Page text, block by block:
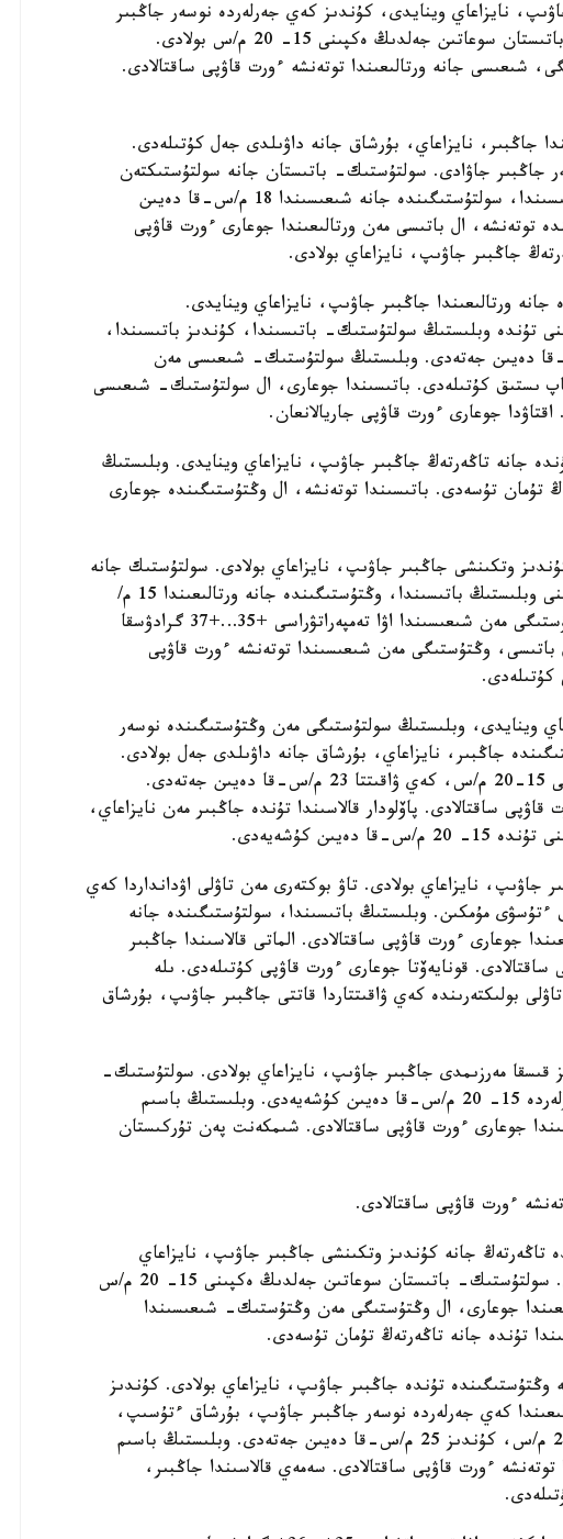
نايزاعاي وينايدى، كۇندىز كەي جەرلەردە نوسەر جاڭبىر
جاۋادى. الاكول كولدەرى ماڭىندا سولتۇستىك- باتىستان سوعاتىن جەلدىڭ ەكپىنى 15- 20 م/س بولادى.
شىعىسى جانە ورتالىعىندا توتەنشە ءورت قاۋپى ساقتالادى.
جاڭبىر، نايزاعاي، بۇرشاق جانە داۋىلدى جەل كۇتىلەدى.
جاڭبىر جاۋادى. سولتۇستىك- باتىستان جانە سولتۇستىكتەن
سوعاتىن جەلدىڭ ەكپىنى كۇندىز وبلىستىڭ باتىسىندا، سولتۇستىگىندە جانە شىعىسىندا 18 م/س-قا دەيىن
ال باتىسى مەن ورتالىعىندا جوعارى ءورت قاۋپى
جاڭبىر جاۋىپ، نايزاعاي بولادى.
جانە ورتالىعىندا جاڭبىر جاۋىپ، نايزاعاي وينايدى.
وبلىستىڭ سولتۇستىك- باتىسىندا، كۇندىز باتىسىندا،
جانە ورتالىعىندا 15- 20 م/س-قا دەيىن جەتەدى. وبلىستىڭ سولتۇستىك- شىعىسى مەن
دەيىن اپتاپ ىستىق كۇتىلەدى. باتىسىندا جوعارى، ال سولتۇستىك- شىعىسى
جوعارى ءورت قاۋپى جاريالانعان.
جانە تاڭەرتەڭ جاڭبىر جاۋىپ، نايزاعاي وينايدى. وبلىستىڭ
تۇمان تۇسەدى. باتىسىندا توتەنشە، ال وڭتۇستىگىندە جوعارى
وتكىنشى جاڭبىر جاۋىپ، نايزاعاي بولادى. سولتۇستىك جانە
سولتۇستىك- شىعىستان سوعاتىن جەلدىڭ ەكپىنى وبلىستىڭ باتىسىندا، وڭتۇستىگىندە جانە ورتالىعىندا 15 م/
س- قا دەيىن جەتەدى. كۇندىز وبلىستىڭ وڭتۇستىگى مەن شىعىسىندا اۋا تەمپەراتۋراسى +35…+37 گرادۋسقا
وڭتۇستىگى مەن شىعىسىندا توتەنشە ءورت قاۋپى
كۇتىلەدى.
وينايدى، وبلىستىڭ سولتۇستىگى مەن وڭتۇستىگىندە نوسەر
جاڭبىر، نايزاعاي، بۇرشاق جانە داۋىلدى جەل بولادى.
سولتۇستىك- باتىستان سوعاتىن جەلدىڭ ەكپىنى 15-20 م/س، كەي ۋاقىتتا 23 م/س-قا دەيىن جەتەدى.
ساقتالادى. پاۆلودار قالاسىندا تۇندە جاڭبىر مەن نايزاعاي،
كۇشەيەدى.
جاۋىپ، نايزاعاي بولادى. تاۋ بوكتەرى مەن تاۋلى اۋدانداردا كەي
مۇمكىن. وبلىستىڭ باتىسىندا، سولتۇستىگىندە جانە
جوعارى ءورت قاۋپى ساقتالادى. الماتى قالاسىندا جاڭبىر
قونايەۆتا جوعارى ءورت قاۋپى كۇتىلەدى. ىلە
بولىكتەرىندە كەي ۋاقىتتاردا قاتتى جاڭبىر جاۋىپ، بۇرشاق
قىسقا مەرزىمدى جاڭبىر جاۋىپ، نايزاعاي بولادى. سولتۇستىك-
شىعىستان سوعاتىن جەلدىڭ ەكپىنى تاۋلى وڭىرلەردە 15- 20 م/س-قا دەيىن كۇشەيەدى. وبلىستىڭ باسىم
جوعارى ءورت قاۋپى ساقتالادى. شىمكەنت پەن تۇركىستان
ءورت قاۋپى ساقتالادى.
تاڭەرتەڭ جانە كۇندىز وتكىنشى جاڭبىر جاۋىپ، نايزاعاي
وينايدى. تۇندە جانە تاڭەرتەڭ تۇمان كۇتىلەدى. سولتۇستىك- باتىستان سوعاتىن جەلدىڭ ەكپىنى 15- 20 م/س
جوعارى، ال وڭتۇستىگى مەن وڭتۇستىك- شىعىسىندا
تۇندە جانە تاڭەرتەڭ تۇمان تۇسەدى.
وڭتۇستىگىندە تۇندە جاڭبىر جاۋىپ، نايزاعاي بولادى. كۇندىز
كەي جەرلەردە نوسەر جاڭبىر جاۋىپ، بۇرشاق ءتۇسىپ،
داۋىلدى جەل سوعادى. جەلدىڭ ەكپىنى 15- 20 م/س، كۇندىز 25 م/س-قا دەيىن جەتەدى. وبلىستىڭ باسىم
ءورت قاۋپى ساقتالادى. سەمەي قالاسىندا جاڭبىر،